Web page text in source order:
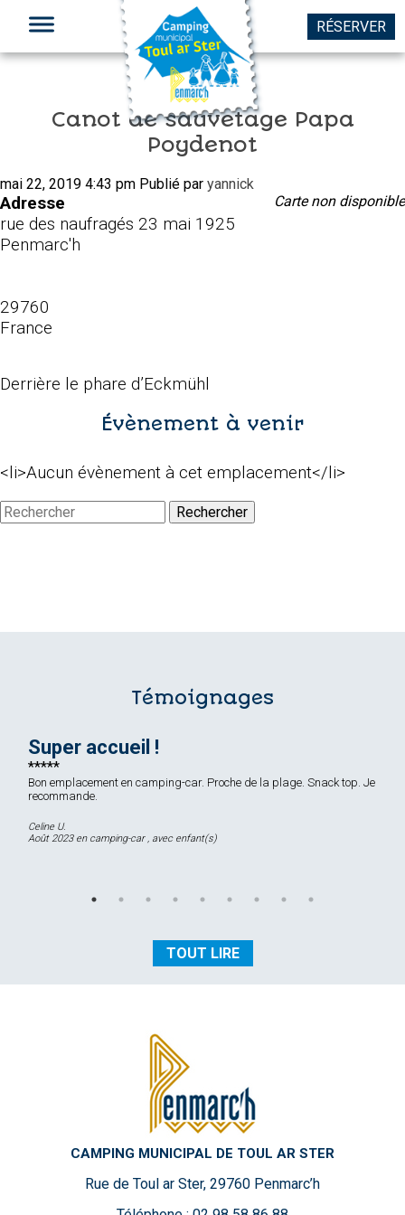
RÉSERVER
LE CAMPING
À VOIR // À FAIRE
RÉSERVATION EN LIGNE
Canot de sauvetage Papa
Poydenot
mai 22, 2019 4:43 pm Publié par yannick
Carte non disponible
Adresse
rue des naufragés 23 mai 1925
Penmarc'h
29760
France
Derrière le phare d’Eckmühl
Évènement à venir
<li>Aucun évènement à cet emplacement</li>
Rechercher
Témoignages
Super accueil !
Bon emplacement en camping-car. Proche de la plage. Snack top. Je
recommande.
Celine U.
Août 2023 en camping-car , avec enfant(s)
TOUT LIRE
CAMPING MUNICIPAL DE TOUL AR STER
Rue de Toul ar Ster, 29760 Penmarc’h